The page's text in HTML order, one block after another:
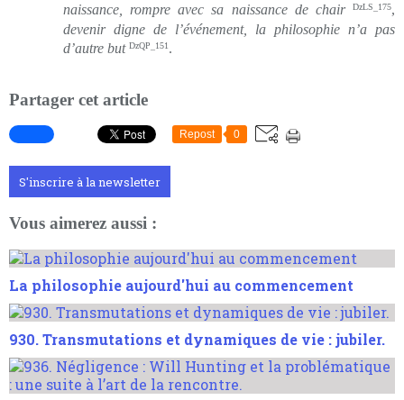
naissance, rompre avec sa naissance de chair
DzLS_175,
devenir digne de l’événement, la philosophie n’a pas
d’autre but DzQP_151 .
Partager cet article
Repost 0
S'inscrire à la newsletter
Vous aimerez aussi :
La philosophie aujourd'hui au commencement
930. Transmutations et dynamiques de vie : jubiler.